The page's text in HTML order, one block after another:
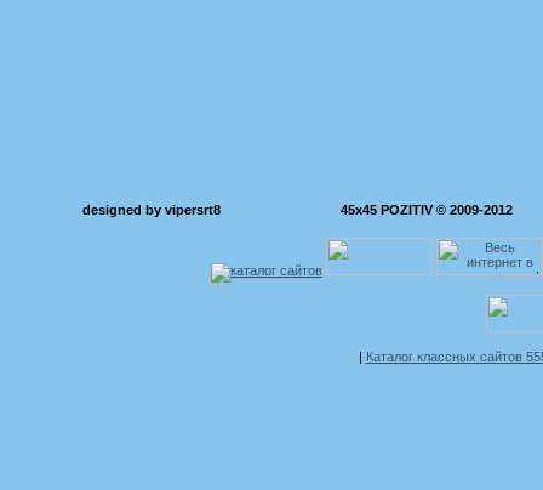
designed by vipersrt8 45x45 POZITIV © 2009-2012
Каталог классных сайтов